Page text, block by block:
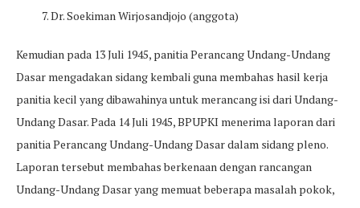
Dr. Soekiman Wirjosandjojo (anggota)
Kemudian pada 13 Juli 1945, panitia Perancang Undang-Undang
Dasar mengadakan sidang kembali guna membahas hasil kerja
panitia kecil yang dibawahinya untuk merancang isi dari Undang-
Undang Dasar. Pada 14 Juli 1945, BPUPKI menerima laporan dari
panitia Perancang Undang-Undang Dasar dalam sidang pleno.
Laporan tersebut membahas berkenaan dengan rancangan
Undang-Undang Dasar yang memuat beberapa masalah pokok,